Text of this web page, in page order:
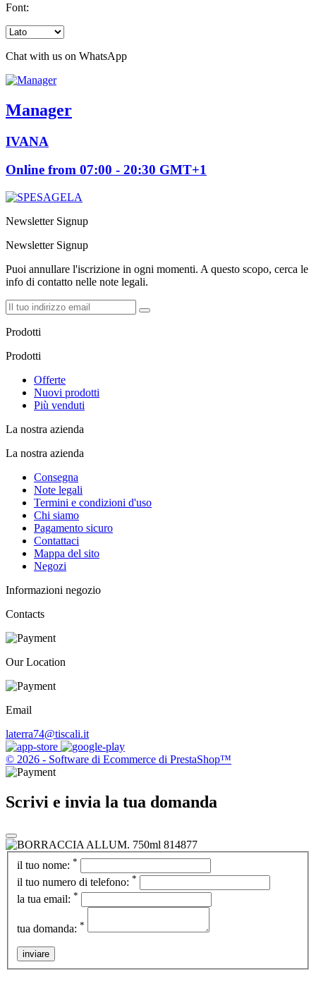
Font:
Chat with us on WhatsApp
Manager
IVANA
Online from 07:00 - 20:30 GMT+1
Newsletter Signup
Newsletter Signup
Puoi annullare l'iscrizione in ogni momenti. A questo scopo, cerca le
info di contatto nelle note legali.
Prodotti
Prodotti
Offerte
Nuovi prodotti
Più venduti
La nostra azienda
La nostra azienda
Consegna
Note legali
Termini e condizioni d'uso
Chi siamo
Pagamento sicuro
Contattaci
Mappa del sito
Negozi
Informazioni negozio
Contacts
Our Location
Email
laterra74@tiscali.it
© 2026 - Software di Ecommerce di PrestaShop™
Scrivi e invia la tua domanda
il tuo nome: *
il tuo numero di telefono: *
la tua email: *
tua domanda: *
inviare